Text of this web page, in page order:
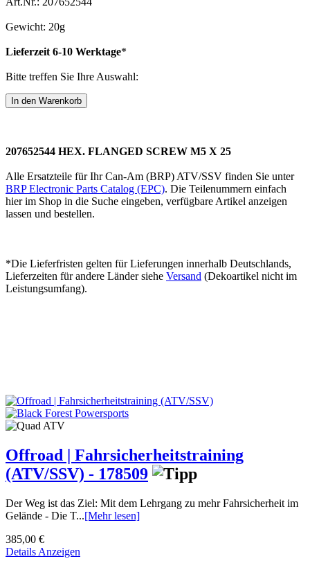
Gewicht: 20g
Lieferzeit 6-10 Werktage*
Bitte treffen Sie Ihre Auswahl:
207652544 HEX. FLANGED SCREW M5 X 25
Alle Ersatzteile für Ihr Can-Am (BRP) ATV/SSV finden Sie unter
BRP Electronic Parts Catalog (EPC). Die Teilenummern einfach
hier im Shop in die Suche eingeben, verfügbare Artikel anzeigen
lassen und bestellen.
*Die Lieferfristen gelten für Lieferungen innerhalb Deutschlands,
Lieferzeiten für andere Länder siehe Versand (Dekoartikel nicht im
Leistungsumfang).
Offroad | Fahrsicherheitstraining
(ATV/SSV) - 178509
Der Weg ist das Ziel: Mit dem Lehrgang zu mehr Fahrsicherheit im
Gelände - Die T...[Mehr lesen]
385,00 €
Details Anzeigen